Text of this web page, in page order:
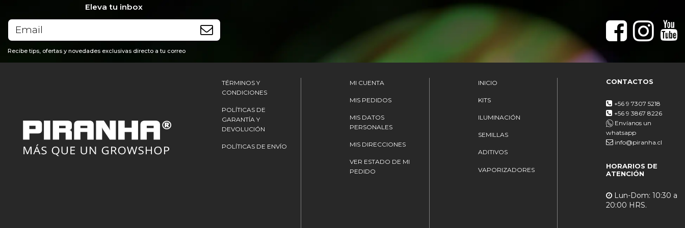
Eleva tu inbox
Recibe tips, ofertas y novedades exclusivas directo a tu correo
TÉRMINOS Y
CONDICIONES
POLÍTICAS DE
GARANTÍA Y
DEVOLUCIÓN
POLÍTICAS DE ENVÍO
MI CUENTA
MIS PEDIDOS
MIS DATOS
PERSONALES
MIS DIRECCIONES
VER ESTADO DE MI
PEDIDO
INICIO
KITS
ILUMINACIÓN
SEMILLAS
ADITIVOS
VAPORIZADORES
CONTACTOS
+56 9 7307 5218
+56 9 3867 8226
Envíanos un
whatsapp
info@piranha.cl
HORARIOS DE
ATENCIÓN
Lun-Dom: 10:30 a
20:00 HRS.